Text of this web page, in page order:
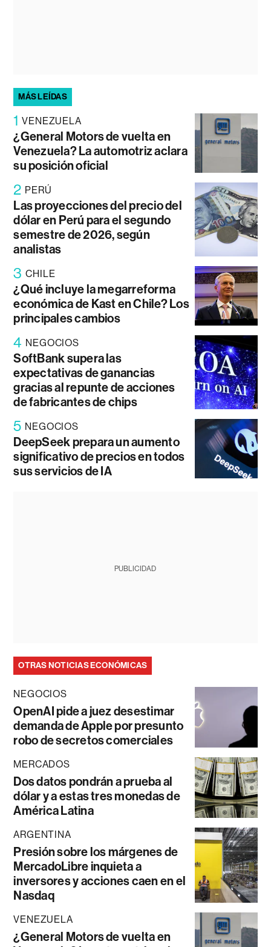
MÁS LEÍDAS
1 VENEZUELA
¿General Motors de vuelta en
Venezuela? La automotriz aclara
su posición oficial
2 PERÚ
Las proyecciones del precio del
dólar en Perú para el segundo
semestre de 2026, según
analistas
3 CHILE
¿Qué incluye la megarreforma
económica de Kast en Chile? Los
principales cambios
4 NEGOCIOS
SoftBank supera las
expectativas de ganancias
gracias al repunte de acciones
de fabricantes de chips
5 NEGOCIOS
DeepSeek prepara un aumento
significativo de precios en todos
sus servicios de IA
PUBLICIDAD
OTRAS NOTICIAS ECONÓMICAS
NEGOCIOS
OpenAI pide a juez desestimar
demanda de Apple por presunto
robo de secretos comerciales
MERCADOS
Dos datos pondrán a prueba al
dólar y a estas tres monedas de
América Latina
ARGENTINA
Presión sobre los márgenes de
MercadoLibre inquieta a
inversores y acciones caen en el
Nasdaq
VENEZUELA
¿General Motors de vuelta en